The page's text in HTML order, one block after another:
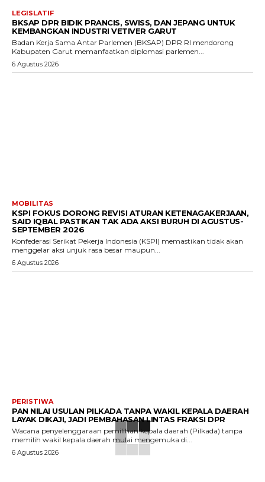
LEGISLATIF
BKSAP DPR BIDIK PRANCIS, SWISS, DAN JEPANG UNTUK
KEMBANGKAN INDUSTRI VETIVER GARUT
Badan Kerja Sama Antar Parlemen (BKSAP) DPR RI mendorong
Kabupaten Garut memanfaatkan diplomasi parlemen...
6 Agustus 2026
MOBILITAS
KSPI FOKUS DORONG REVISI ATURAN KETENAGAKERJAAN,
SAID IQBAL PASTIKAN TAK ADA AKSI BURUH DI AGUSTUS-
SEPTEMBER 2026
Konfederasi Serikat Pekerja Indonesia (KSPI) memastikan tidak akan
menggelar aksi unjuk rasa besar maupun...
6 Agustus 2026
PERISTIWA
PAN NILAI USULAN PILKADA TANPA WAKIL KEPALA DAERAH
LAYAK DIKAJI, JADI PEMBAHASAN LINTAS FRAKSI DPR
Wacana penyelenggaraan pemilihan kepala daerah (Pilkada) tanpa
memilih wakil kepala daerah mulai mengemuka di...
6 Agustus 2026